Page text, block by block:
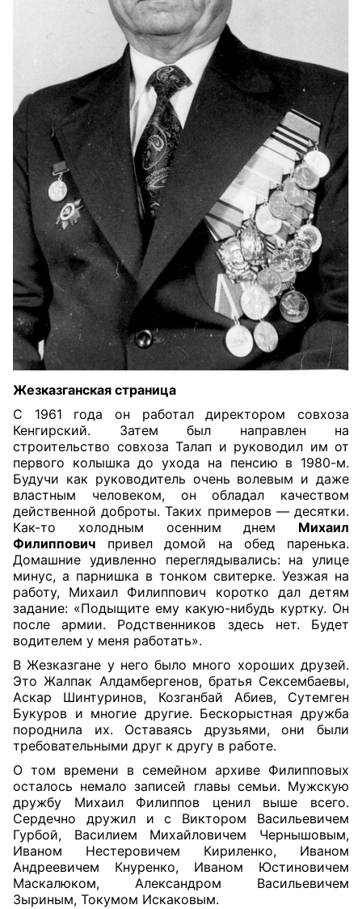
Жезказганская страница
С 1961 года он работал директором совхоза
Кенгирский. Затем был направлен на
строительство совхоза Талап и руководил им от
первого колышка до ухода на пенсию в 1980-м.
Будучи как руководитель очень волевым и даже
властным человеком, он обладал качеством
действенной доброты. Таких примеров — десятки.
Как-то холодным осенним днем Михаил
Филиппович привел домой на обед паренька.
Домашние удивленно переглядывались: на улице
минус, а парнишка в тонком свитерке. Уезжая на
работу, Михаил Филиппович коротко дал детям
задание: «Подыщите ему какую-нибудь куртку. Он
после армии. Родственников здесь нет. Будет
водителем у меня работать».
В Жезказгане у него было много хороших друзей.
Это Жалпак Алдамбергенов, братья Сексембаевы,
Аскар Шинтуринов, Козганбай Абиев, Сутемген
Букуров и многие другие. Бескорыстная дружба
породнила их. Оставаясь друзьями, они были
требовательными друг к другу в работе.
О том времени в семейном архиве Филипповых
осталось немало записей главы семьи. Мужскую
дружбу Михаил Филиппов ценил выше всего.
Сердечно дружил и с Виктором Васильевичем
Гурбой, Василием Михайловичем Чернышовым,
Иваном Нестеровичем Кириленко, Иваном
Андреевичем Кнуренко, Иваном Юстиновичем
Маскалюком, Александром Васильевичем
Зыриным, Токумом Искаковым.